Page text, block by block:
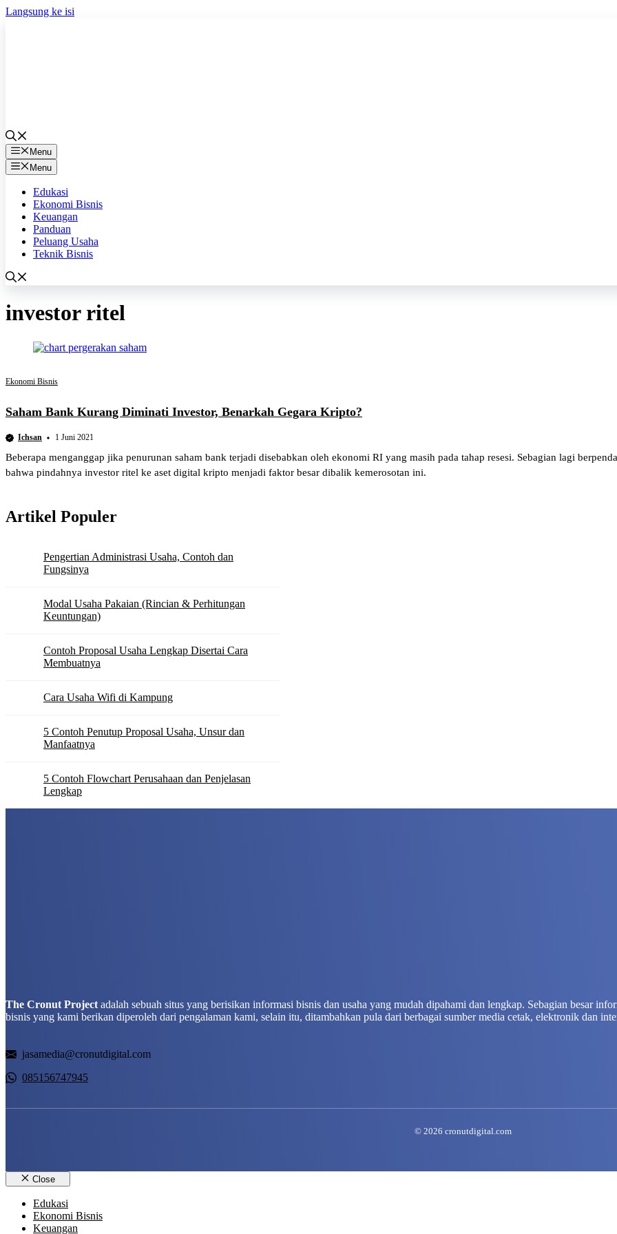
Langsung ke isi
Menu
Menu
Edukasi
Ekonomi Bisnis
Keuangan
Panduan
Peluang Usaha
Teknik Bisnis
investor ritel
Ekonomi Bisnis
Saham Bank Kurang Diminati Investor, Benarkah Gegara Kripto?
Ichsan 1 Juni 2021
Beberapa menganggap jika penurunan saham bank terjadi disebabkan oleh ekonomi RI yang masih pada tahap resesi. Sebagian lagi
bahwa pindahnya investor ritel ke aset digital kripto menjadi faktor besar dibalik kemerosotan ini.
Artikel Populer
Pengertian Administrasi Usaha, Contoh dan
Fungsinya
Modal Usaha Pakaian (Rincian & Perhitungan
Keuntungan)
Contoh Proposal Usaha Lengkap Disertai Cara
Membuatnya
Cara Usaha Wifi di Kampung
5 Contoh Penutup Proposal Usaha, Unsur dan
Manfaatnya
5 Contoh Flowchart Perusahaan dan Penjelasan
Lengkap
The Cronut Project adalah sebuah situs yang berisikan informasi bisnis dan usaha yang mudah dipahami dan lengkap. Sebagian besar
bisnis yang kami berikan diperoleh dari pengalaman kami, selain itu, ditambahkan pula dari berbagai sumber media cetak, elektronik dan
jasamedia@cronutdigital.com
085156747945
© 2026 cronutdigital.com
Close
Edukasi
Ekonomi Bisnis
Keuangan